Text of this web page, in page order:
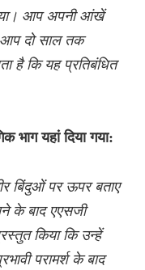
आप अपनी आंखें
आप दो साल तक
है कि यह प्रतिबंधित
भाग यहां दिया गया:
बिंदुओं पर ऊपर बताए
के बाद एएसजी
किया कि उन्हें
परामर्श के बाद